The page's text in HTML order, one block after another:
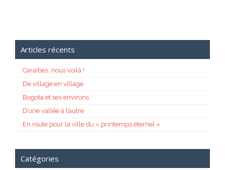
Articles récents
Caraïbes, nous voilà !
De village en village
Bogota et ses environs
D’une vallée à l’autre
En route pour la ville du « printemps éternel »
Catégories